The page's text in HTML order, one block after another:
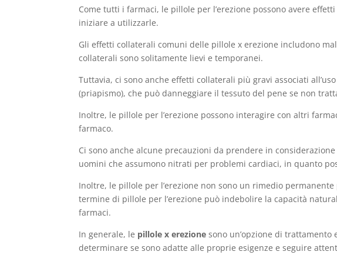
Come tutti i farmaci, le pillole per l’erezione possono avere
iniziare a utilizzarle.
Gli effetti collaterali comuni delle pillole x erezione includono
collaterali sono solitamente lievi e temporanei.
Tuttavia, ci sono anche effetti collaterali più gravi associati
(priapismo), che può danneggiare il tessuto del pene se non
Inoltre, le pillole per l’erezione possono interagire con altri
farmaco.
Ci sono anche alcune precauzioni da prendere in
uomini che assumono nitrati per problemi cardiaci, in quanto
Inoltre, le pillole per l’erezione non sono un rimedio
termine di pillole per l’erezione può indebolire la capacità
farmaci.
In generale, le pillole x erezione sono un’opzione di
determinare se sono adatte alle proprie esigenze e seguire